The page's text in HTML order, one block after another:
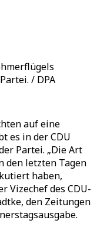
/ DPA
auf eine
es in der CDU
Partei. „Die Art
den letzten Tagen
haben,
Vizechef des CDU-
den Zeitungen